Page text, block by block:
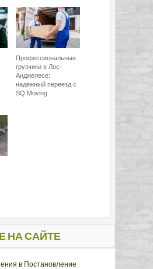
Профессиональные
грузчики в Лос-
Анджелесе:
надёжный переезд с
SQ Moving
НА САЙТЕ
в Постановление